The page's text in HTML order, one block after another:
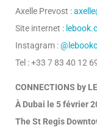
Axelle Prevost :
Site internet :
Instagram :
Tel : +33 7 83 40 12
CONNECTIONS by
À Dubai le 5 février
The St Regis